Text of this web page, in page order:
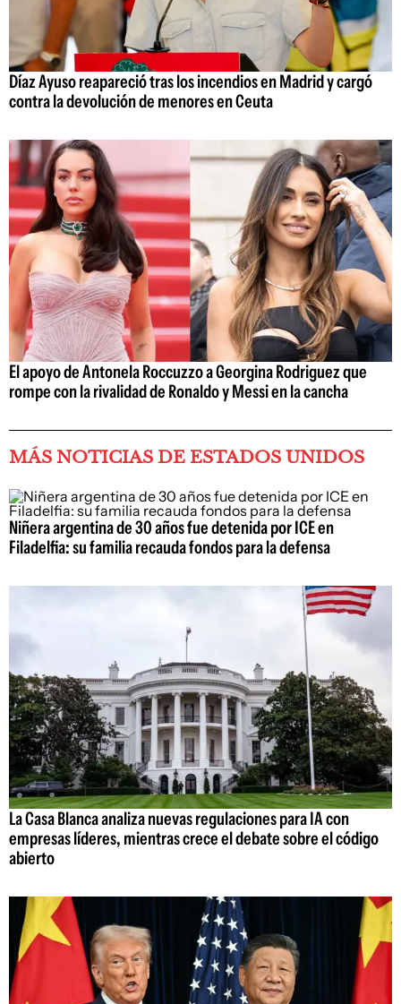
Díaz Ayuso reapareció tras los incendios en Madrid y cargó
contra la devolución de menores en Ceuta
El apoyo de Antonela Roccuzzo a Georgina Rodriguez que
rompe con la rivalidad de Ronaldo y Messi en la cancha
MÁS NOTICIAS DE ESTADOS UNIDOS
Niñera argentina de 30 años fue detenida por ICE en
Filadelfia: su familia recauda fondos para la defensa
La Casa Blanca analiza nuevas regulaciones para IA con
empresas líderes, mientras crece el debate sobre el código
abierto